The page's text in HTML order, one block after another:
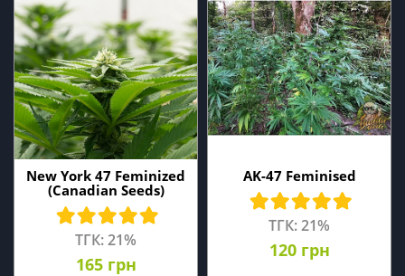
New York 47 Feminized
(Canadian Seeds)
ТГК: 21%
165 грн
AK-47 Feminised
ТГК: 21%
120 грн